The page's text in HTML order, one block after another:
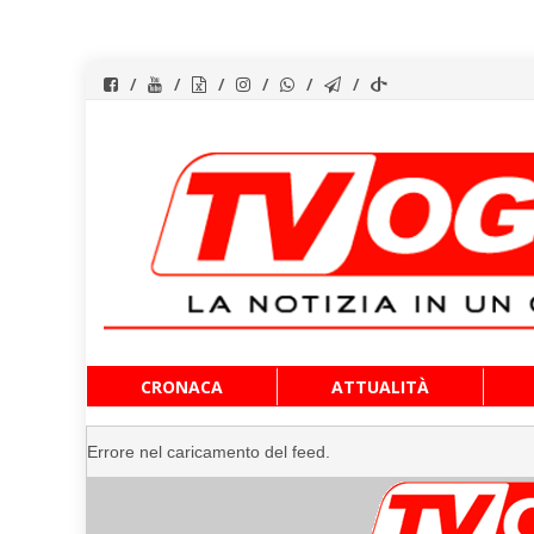
al
contenuto
CRONACA ATTUALITÀ
Errore nel caricamento del feed.